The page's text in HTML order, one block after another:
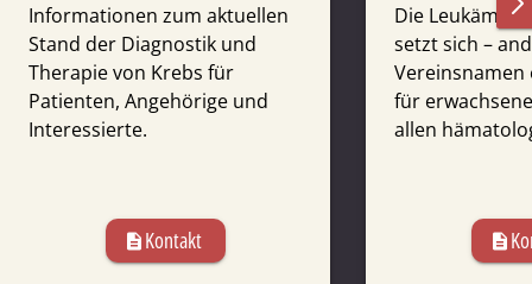
Informationen zum aktuellen
Stand der Diagnostik und
Therapie von Krebs für
Patienten, Angehörige und
Interessierte.
description Kontakt
Die
setzt sich –
Vereins­namen
für
allen
description